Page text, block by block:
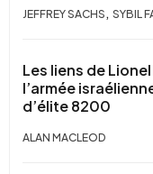
JEFFREY SACHS, SYBIL
Les liens de
l’armée
d’élite 8200
ALAN MACLEOD